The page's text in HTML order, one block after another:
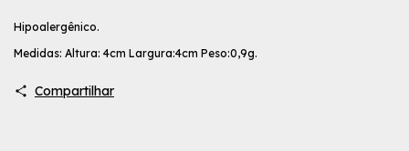
Hipoalergênico.
Medidas: Altura: 4cm Largura:4cm Peso:0,9g.
Compartilhar